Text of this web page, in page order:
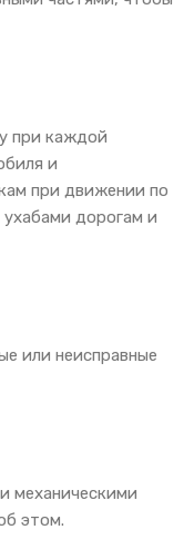
при каждой
и
при движении по
дорогам и
или неисправные
механическими
этом.